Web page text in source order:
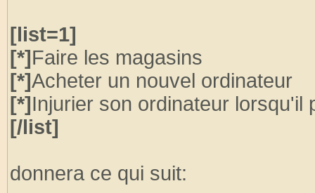
[list=1]
[*]Faire les magasins
[*]Acheter un nouvel ordinateur
[*]Injurier son ordinateur lorsqu'il
[/list]
donnera ce qui suit: